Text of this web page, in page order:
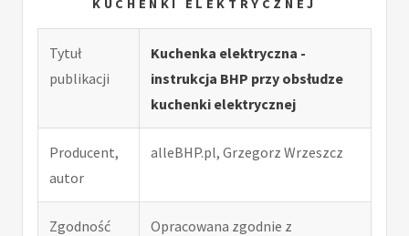
KUCHENKI ELEKTRYCZNEJ
Tytuł
publikacji
Kuchenka elektryczna -
instrukcja BHP przy obsłudze
kuchenki elektrycznej
Producent,
autor
alleBHP.pl, Grzegorz Wrzeszcz
Zgodność
Opracowana zgodnie z